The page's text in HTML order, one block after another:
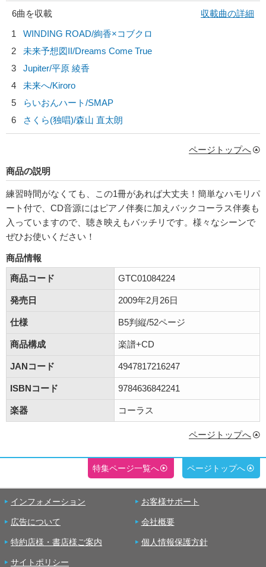
6曲を収載
収載曲の詳細
1
WINDING ROAD/絢香×コブクロ
2
未来予想図II/Dreams Come True
3
Jupiter/平原 綾香
4
未来へ/Kiroro
5
らいおんハート/SMAP
6
さくら(独唱)/森山 直太朗
ページトップへ
商品の説明
練習時間がなくても、この1冊があれば大丈夫！簡単なハモリパ
ート付で、CD音源にはピアノ伴奏に加えバックコーラス伴奏も
入っていますので、聴き映えもバッチリです。様々なシーンで
ぜひお使いください！
商品情報
商品コード
GTC01084224
発売日 2009年2月26日
仕様 B5判縦/52ページ
商品構成 楽譜+CD
JANコード 4947817216247
ISBNコード 9784636842241
楽器 コーラス
ページトップへ
特集ページ一覧へ ページトップへ
インフォメーション お客様サポート
広告について 会社概要
特約店様・書店様ご案内 個人情報保護方針
サイトポリシー